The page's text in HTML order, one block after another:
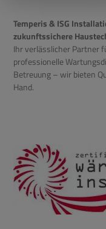
Temperis & ISG
zukunftssichere
Ihr verlässlicher Partner
professionelle
Betreuung – wir bieten
Hand.